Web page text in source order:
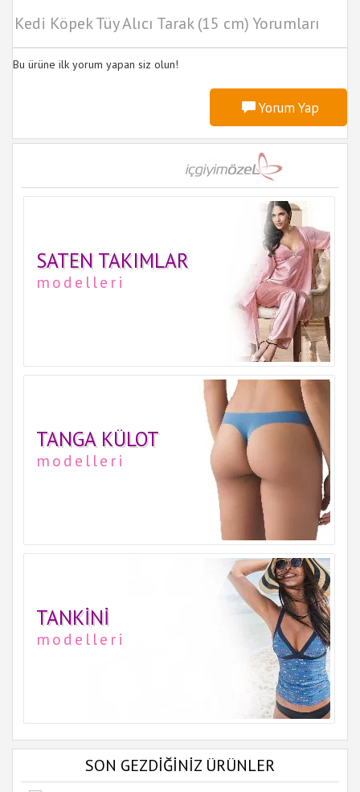
Kedi Köpek Tüy Alıcı Tarak (15 cm) Yorumları
Bu ürüne ilk yorum yapan siz olun!
Yorum Yap
SATEN TAKIMLAR
modelleri
TANGA KÜLOT
modelleri
TANKINI
modelleri
SON GEZDİĞİNİZ ÜRÜNLER